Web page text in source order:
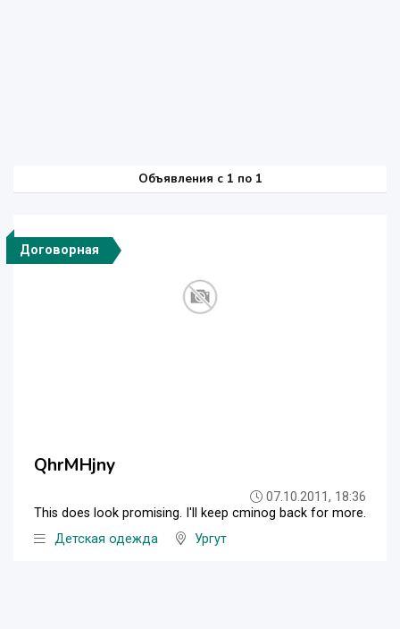
Объявления c 1 по 1
Договорная
QhrMHjny
07.10.2011, 18:36
This does look promising. I'll keep cminog back for more.
Детская одежда
Ургут